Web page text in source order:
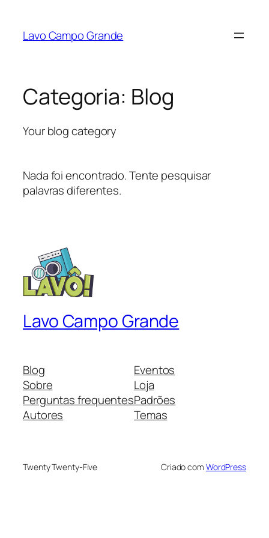
Lavo Campo Grande
Categoria: Blog
Your blog category
Nada foi encontrado. Tente pesquisar
palavras diferentes.
Lavo Campo Grande
Blog
Sobre
Perguntas frequentes
Autores
Eventos
Loja
Padrões
Temas
Twenty Twenty-Five Criado com WordPress